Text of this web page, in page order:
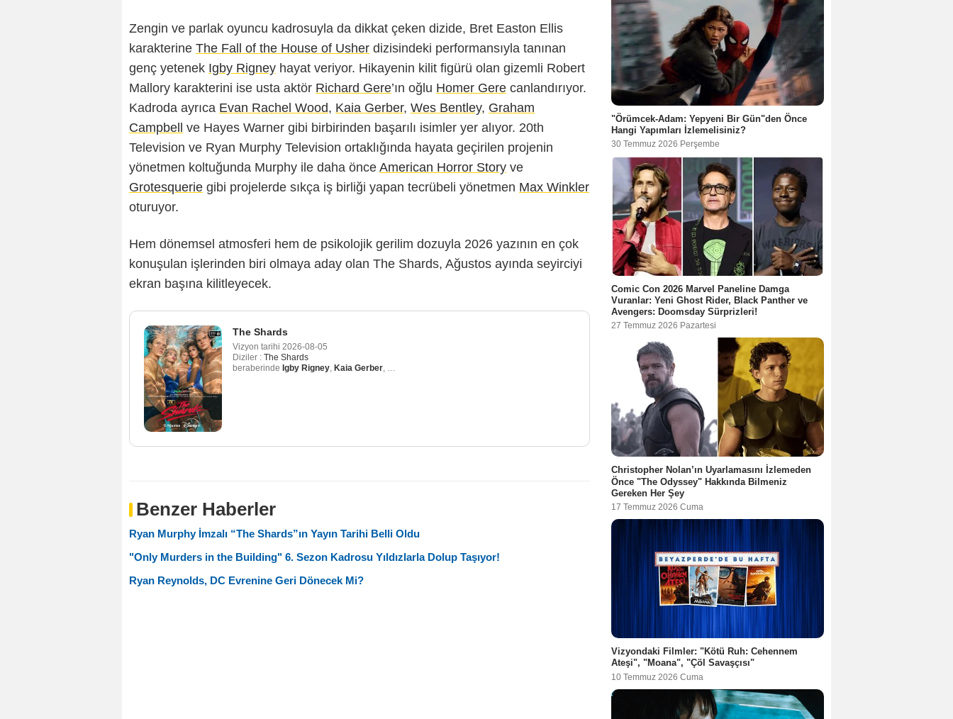
Zengin ve parlak oyuncu kadrosuyla da dikkat çeken dizide, Bret Easton Ellis
karakterine The Fall of the House of Usher dizisindeki performansıyla tanınan
genç yetenek Igby Rigney hayat veriyor. Hikayenin kilit figürü olan gizemli Robert
Mallory karakterini ise usta aktör Richard Gere’ın oğlu Homer Gere canlandırıyor.
Kadroda ayrıca Evan Rachel Wood, Kaia Gerber, Wes Bentley, Graham
Campbell
ve Hayes Warner gibi birbirinden başarılı isimler yer alıyor. 20th
Television ve Ryan Murphy Television ortaklığında hayata geçirilen projenin
yönetmen koltuğunda Murphy ile daha önce American Horror Story ve
Grotesquerie gibi projelerde sıkça iş birliği yapan tecrübeli yönetmen Max Winkler
oturuyor.
Hem dönemsel atmosferi hem de psikolojik gerilim dozuyla 2026 yazının en çok
konuşulan işlerinden biri olmaya aday olan The Shards, Ağustos ayında seyirciyi
ekran başına kilitleyecek.
The Shards
Vizyon tarihi 2026-08-05
Diziler : The Shards
beraberinde Igby Rigney, Kaia Gerber, Homer Gere
Benzer Haberler
Ryan Murphy İmzalı “The Shards”ın Yayın Tarihi Belli Oldu
"Only Murders in the Building" 6. Sezon Kadrosu Yıldızlarla Dolup Taşıyor!
Ryan Reynolds, DC Evrenine Geri Dönecek Mi?
"Örümcek-Adam: Yepyeni Bir Gün"den Önce
Hangi Yapımları İzlemelisiniz?
30 Temmuz 2026 Perşembe
Comic Con 2026 Marvel Paneline Damga
Vuranlar: Yeni Ghost Rider, Black Panther ve
Avengers: Doomsday Sürprizleri!
27 Temmuz 2026 Pazartesi
Christopher Nolan’ın Uyarlamasını İzlemeden
Önce "The Odyssey" Hakkında Bilmeniz
Gereken Her Şey
17 Temmuz 2026 Cuma
Vizyondaki Filmler: "Kötü Ruh: Cehennem
Ateşi", "Moana", "Çöl Savaşçısı"
10 Temmuz 2026 Cuma